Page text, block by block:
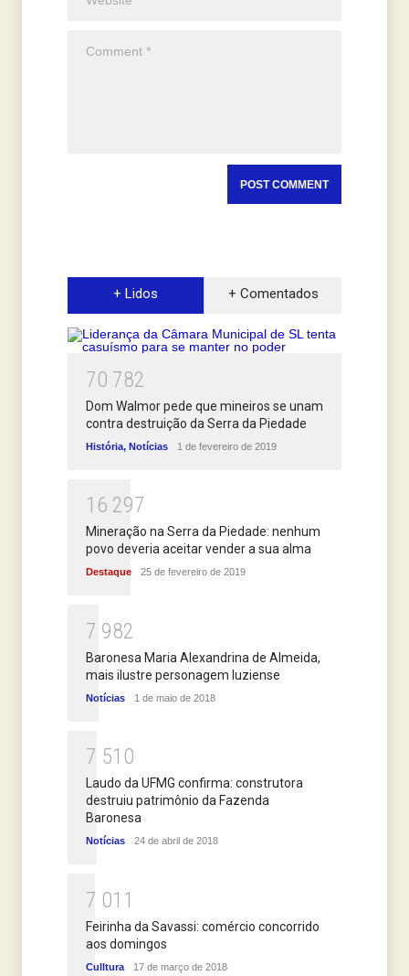
+ Lidos + Comentados
70 782
Dom Walmor pede que mineiros se unam
contra destruição da Serra da Piedade
História, Notícias 1 de fevereiro de 2019
1 6 297
Mineração na Serra da Piedade: nenhum
povo deveria aceitar vender a sua alma
Destaque 25 de fevereiro de 2019
7 982
Baronesa Maria Alexandrina de Almeida,
mais ilustre personagem luziense
Notícias 1 de maio de 2018
7 51 0
Laudo da UFMG confirma: construtora
destruiu patrimônio da Fazenda
Baronesa
Notícias 24 de abril de 2018
7 01 1
Feirinha da Savassi: comércio concorrido
aos domingos
Culltura 17 de março de 2018